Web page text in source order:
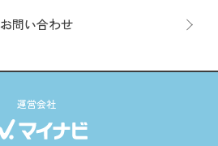
お問い合わせ
運営会社